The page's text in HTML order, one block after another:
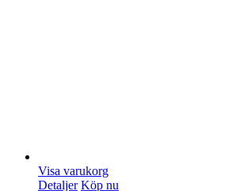
Visa varukorg
Detaljer Köp nu